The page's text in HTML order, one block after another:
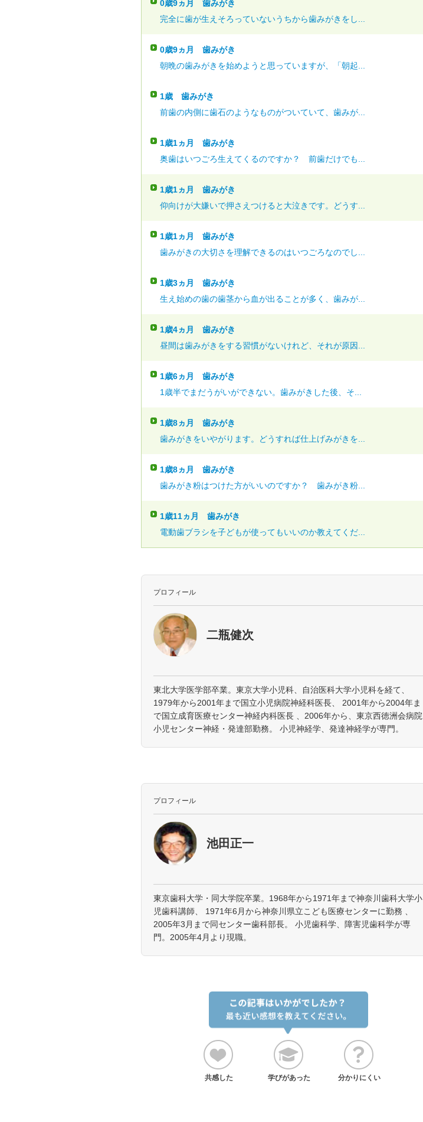
0歳9ヵ月
歯みがき
完全に歯が生えそろっていないうちから歯みがきをし...
0歳9ヵ月
歯みがき
朝晩の歯みがきを始めようと思っていますが、「朝起...
1歳
歯みがき
前歯の内側に歯石のようなものがついていて、歯みが...
1歳1ヵ月
歯みがき
奥歯はいつごろ生えてくるのですか？ 前歯だけでも...
1歳1ヵ月
歯みがき
仰向けが大嫌いで押さえつけると大泣きです。どうす...
1歳1ヵ月
歯みがき
歯みがきの大切さを理解できるのはいつごろなのでし...
1歳3ヵ月
歯みがき
生え始めの歯の歯茎から血が出ることが多く、歯みが...
1歳4ヵ月
歯みがき
昼間は歯みがきをする習慣がないけれど、それが原因...
1歳6ヵ月
歯みがき
1歳半でまだうがいができない。歯みがきした後、そ...
1歳8ヵ月
歯みがき
歯みがきをいやがります。どうすれば仕上げみがきを...
1歳8ヵ月
歯みがき
歯みがき粉はつけた方がいいのですか？ 歯みがき粉...
1歳11ヵ月
歯みがき
電動歯ブラシを子どもが使ってもいいのか教えてくだ...
プロフィール
二瓶健次
東北大学医学部卒業。東京大学小児科、自治医科大学小児科を経て、
1979年から2001年まで国立小児病院神経科医長、 2001年から2004年ま
で国立成育医療センター神経内科医長 、2006年から、東京西徳洲会病院
小児センター神経・発達部勤務。 小児神経学、発達神経学が専門。
プロフィール
池田正一
東京歯科大学・同大学院卒業。1968年から1971年まで神奈川歯科大学小
児歯科講師、 1971年6月から神奈川県立こども医療センターに勤務 、
2005年3月まで同センター歯科部長。 小児歯科学、障害児歯科学が専
門。2005年4月より現職。
共感した 学びがあった 分かりにくい